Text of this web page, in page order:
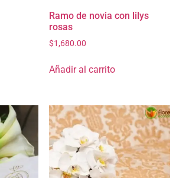
Ramo de novia con lilys
rosas
$1,680.00
Añadir al carrito